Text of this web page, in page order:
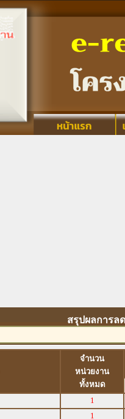
สรุปผลการล
จำนวน
หน่วยงาน
ทั้งหมด
1
1